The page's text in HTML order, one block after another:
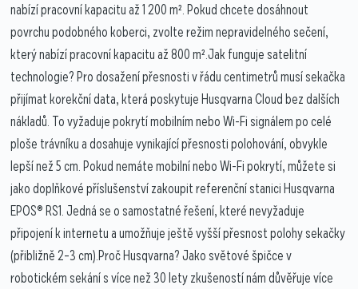
nabízí pracovní kapacitu až 1 200 m². Pokud chcete dosáhnout
povrchu podobného koberci, zvolte režim nepravidelného sečení,
který nabízí pracovní kapacitu až 800 m².Jak funguje satelitní
technologie? Pro dosažení přesnosti v řádu centimetrů musí sekačka
přijímat korekční data, která poskytuje Husqvarna Cloud bez dalších
nákladů. To vyžaduje pokrytí mobilním nebo Wi-Fi signálem po celé
ploše trávníku a dosahuje vynikající přesnosti polohování, obvykle
lepší než 5 cm. Pokud nemáte mobilní nebo Wi-Fi pokrytí, můžete si
jako doplňkové příslušenství zakoupit referenční stanici Husqvarna
EPOS® RS1. Jedná se o samostatné řešení, které nevyžaduje
připojení k internetu a umožňuje ještě vyšší přesnost polohy sekačky
(přibližně 2–3 cm).Proč Husqvarna? Jako světové špičce v
robotickém sekání s více než 30 lety zkušeností nám důvěřuje více